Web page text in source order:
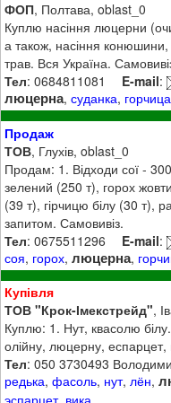
ФОП, Полтава, oblast_0
Куплю насіння люцерни
а також, насіння конюшини,
трав. Вся Україна.
Тел: 0684811081 E-mail:
люцерна,суданка, горчица
Продаж
ТОВ, Глухів, oblast_0
Продам: 1. Відходи сої -
зелений (250 т), горох
(39 т), гірчицю білу (30 т),
запитом. Самовивіз.
Тел: 0675511296 E-mail:
соя, горох,люцерна,
Купівля
ТОВ "Крок-Імекстрейд",
Куплю: 1. Нут, квасолю
олійну, люцерну, еспарцет,
Тел: 050 3730493
редька,фасоль, нут,лён,